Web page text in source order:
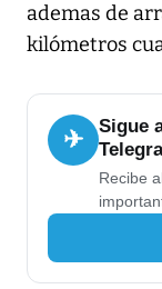
ademas de
kilómetros
✈
Sigue
Recibe